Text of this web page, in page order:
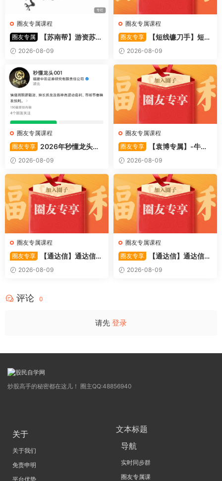
圈友专属课程
圈友专属
【苏南帮】游资苏南
帮资金情绪模式-强势股 视频
44文件
2026-08-09
圈友专属课程
圈友专享
【短线镰刀手】短线
镰刀手《强者恒强战法模型》
合集文章+指标
2026-08-09
圈友专属课程
圈友专享
2026年秒懂龙头股
001训练营内部课件资料
2026-08-09
圈友专属课程
圈友专享
【袁博专属】-牛散
特训营专栏 （牛散专属 加息-
机遇-财富）共4视频
2026-08-09
圈友专属课程
圈友专享
【通达信】通达信
〖利多阳〗副图/选股 全均线
多头排列与超强阳线选股策略
2026-08-09
圈友专属课程
圈友专享
【通达信】通达信
〖踏浪而行〗副图指标 用筹码
和MACD捕捉市场的节奏 源码
2026-08-09
评论 0
请先 登录
炒股高手的秘密都在这儿！ 圈主QQ:48856940
关于
关于我们
免责申明
平台优势
文本标题
导航
实时同步群
圈友专属课